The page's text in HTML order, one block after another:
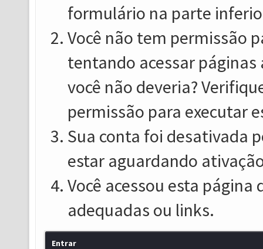
formulário na parte
Você não tem permissão
tentando acessar
você não deveria?
permissão para executar
Sua conta foi desativada
estar aguardando
Você acessou esta
adequadas ou links.
Entrar